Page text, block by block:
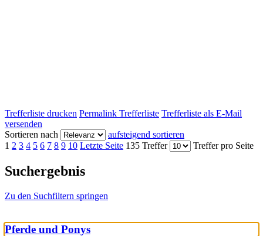
Trefferliste drucken Permalink Trefferliste Trefferliste als E-Mail
versenden
Sortieren nach
aufsteigend sortieren
1 2 3 4 5 6 7 8 9 10 Letzte Seite 135 Treffer Treffer pro Seite
Suchergebnis
Zu den Suchfiltern springen
Pferde und Ponys